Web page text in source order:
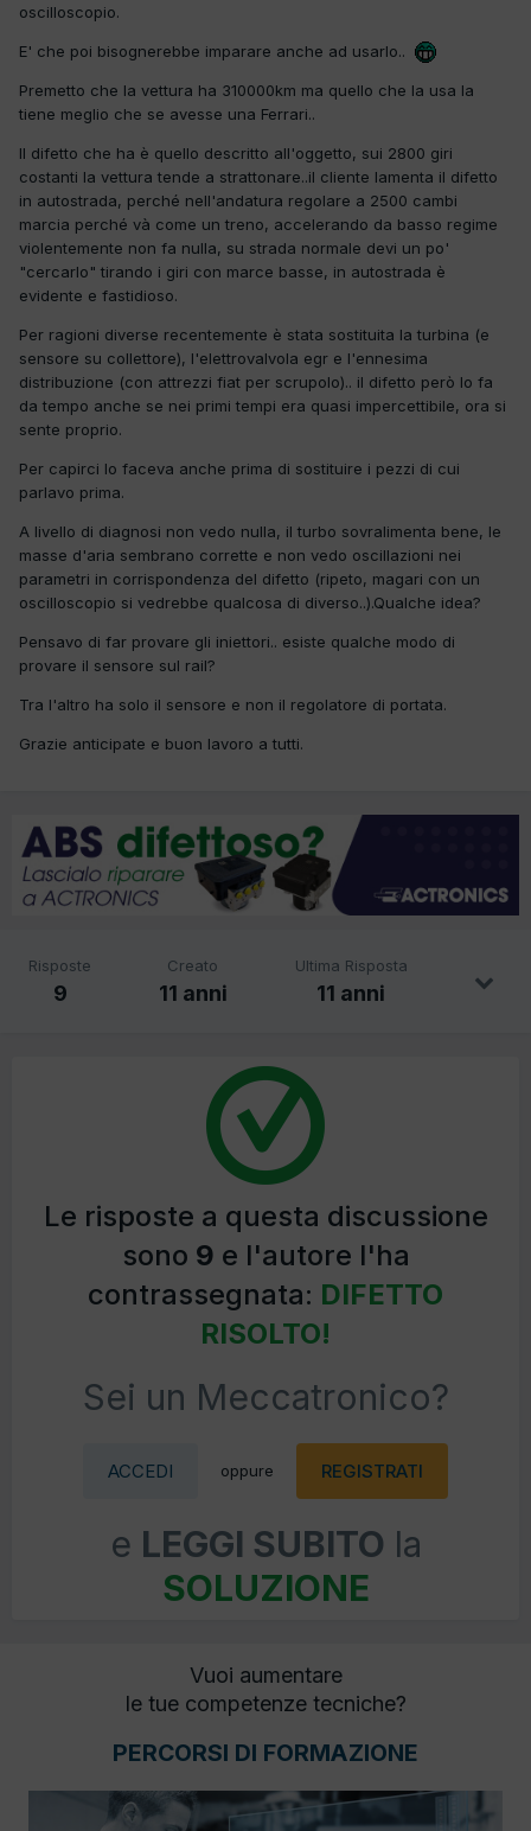
oscilloscopio.
E' che poi bisognerebbe imparare anche ad usarlo..
Premetto che la vettura ha 310000km ma quello che la usa la
tiene meglio che se avesse una Ferrari..
Il difetto che ha è quello descritto all'oggetto, sui 2800 giri
costanti la vettura tende a strattonare..il cliente lamenta il difetto
in autostrada, perché nell'andatura regolare a 2500 cambi
marcia perché và come un treno, accelerando da basso regime
violentemente non fa nulla, su strada normale devi un po'
"cercarlo" tirando i giri con marce basse, in autostrada è
evidente e fastidioso.
Per ragioni diverse recentemente è stata sostituita la turbina (e
sensore su collettore), l'elettrovalvola egr e l'ennesima
distribuzione (con attrezzi fiat per scrupolo).. il difetto però lo fa
da tempo anche se nei primi tempi era quasi impercettibile, ora si
sente proprio.
Per capirci lo faceva anche prima di sostituire i pezzi di cui
parlavo prima.
A livello di diagnosi non vedo nulla, il turbo sovralimenta bene, le
masse d'aria sembrano corrette e non vedo oscillazioni nei
parametri in corrispondenza del difetto (ripeto, magari con un
oscilloscopio si vedrebbe qualcosa di diverso..).Qualche idea?
Pensavo di far provare gli iniettori.. esiste qualche modo di
provare il sensore sul rail?
Tra l'altro ha solo il sensore e non il regolatore di portata.
Grazie anticipate e buon lavoro a tutti.
Risposte
9
Creato
11 anni
Ultima Risposta
11 anni
Le risposte a questa discussione
sono 9 e l'autore l'ha
contrassegnata: DIFETTO
RISOLTO!
Sei un Meccatronico?
ACCEDI oppure REGISTRATI
e LEGGI SUBITO la
SOLUZIONE
Vuoi aumentare
le tue competenze tecniche?
PERCORSI DI FORMAZIONE